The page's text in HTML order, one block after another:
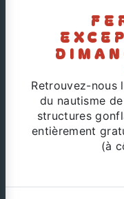
Retrouvez-nous
du nautisme
structures
entièrement
(à
10 rue Xavier
54700